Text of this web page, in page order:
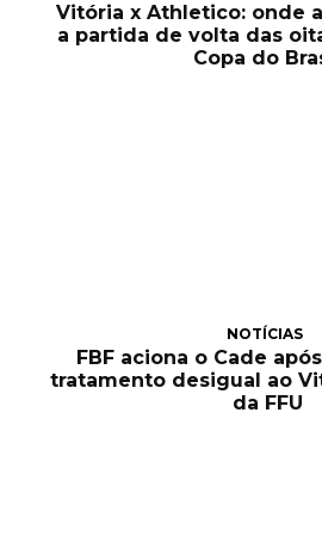
Vitória x Athletico: onde
a partida de volta das
Copa do
NOTÍCIAS
FBF aciona o Cade
tratamento desigual ao
da FFU